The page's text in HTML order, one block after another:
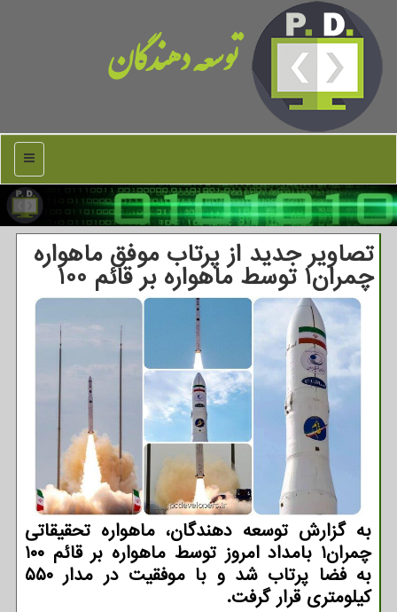
توسعه دهندگان
منو
تصاویر جدید از پرتاب موفق ماهواره
چمران1 توسط ماهواره بر قائم 100
به گزارش توسعه دهندگان، ماهواره تحقیقاتی
چمران۱ بامداد امروز توسط ماهواره بر قائم ۱۰۰
به فضا پرتاب شد و با موفقیت در مدار ۵۵۰
کیلومتری قرار گرفت.